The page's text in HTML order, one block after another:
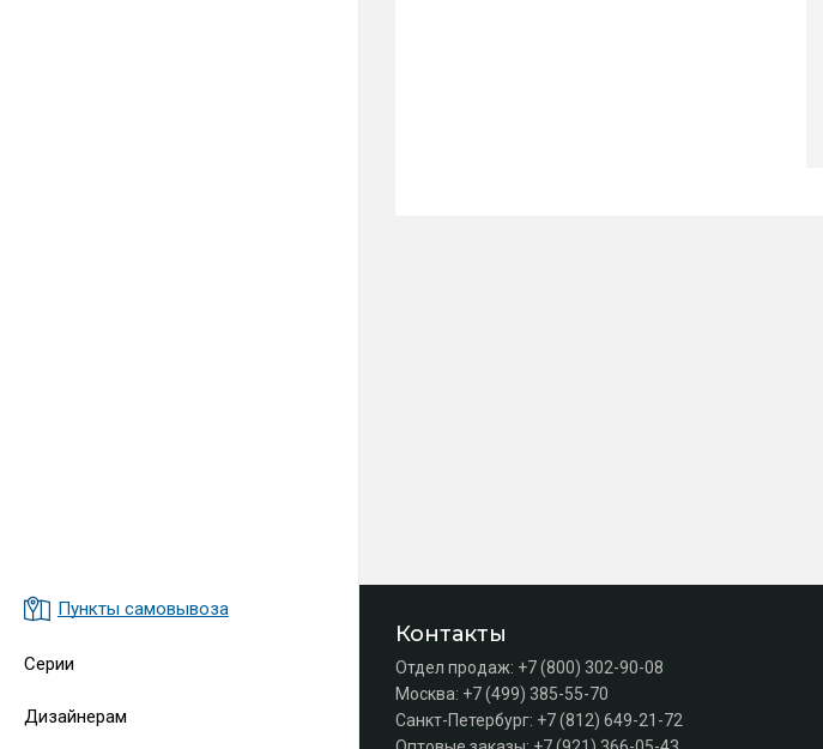
Пункты самовывоза
Серии
Дизайнерам
Контакты
Отдел продаж: +7 (800) 302-90-08
Москва: +7 (499) 385-55-70
Санкт-Петербург: +7 (812) 649-21-72